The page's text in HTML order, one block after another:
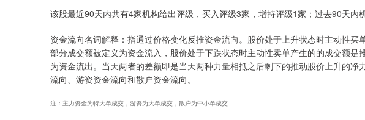
该股最近90天内共有4家机构给出评级，买入评级3家，增持评级1家；过去90天内
资金流向名词解释：指通过价格变化反推资金流向。股价处于上升状态时主动性买
部分成交额被定义为资金流入，股价处于下跌状态时主动性卖单产生的的成交额是
为资金流出。当天两者的差额即是当天两种力量相抵之后剩下的推动股价上升的净
流向、游资资金流向和散户资金流向。
注：主力资金为特大单成交，游资为大单成交，散户为中小单成交